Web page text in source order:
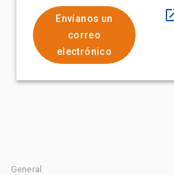
Envíanos un
correo
electrónico
General